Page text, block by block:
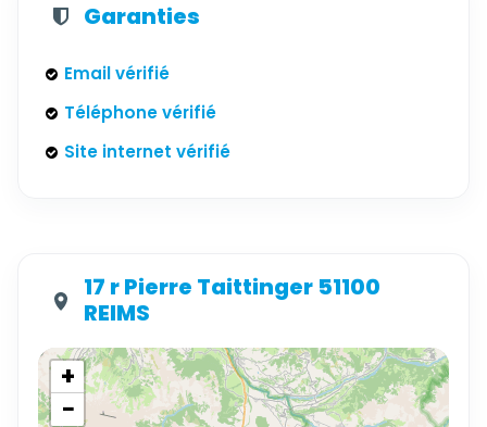
Garanties
Email vérifié
Téléphone vérifié
Site internet vérifié
17 r Pierre Taittinger 51100
REIMS
+
−